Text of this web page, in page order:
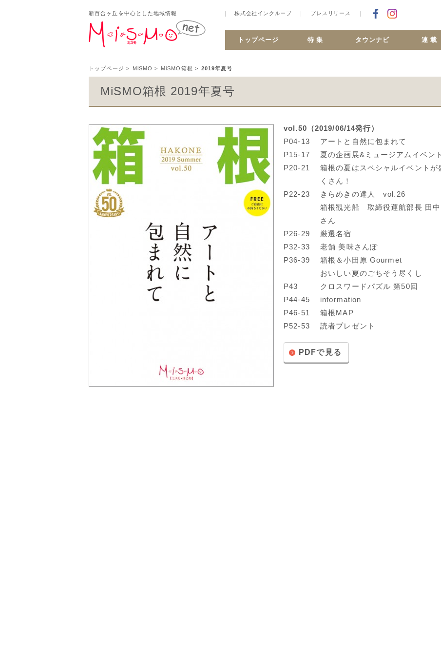
新百合ヶ丘を中心とした地域情報 株式会社インクルーブ プレスリリース Facebookでシェ
トップページ 特 集 タウンナビ 連 載
トップページ > MiSMO > MiSMO箱根 > 2019年夏号
MiSMO箱根 2019年夏号
vol.50（2019/06/14発行）
P04-13
アートと自然に包まれて
P15-17
夏の企画展&ミュージアムイベント
P20-21
箱根の夏はスペシャルイベントが
くさん！
P22-23
きらめきの達人 vol.26
箱根観光船 取締役運航部長 田中
さん
P26-29
厳選名宿
P32-33
老舗 美味さんぽ
P36-39
箱根＆小田原 Gourmet
おいしい夏のごちそう尽くし
P43
クロスワードパズル 第50回
P44-45
information
P46-51
箱根MAP
P52-53
読者プレゼント
PDFで見る